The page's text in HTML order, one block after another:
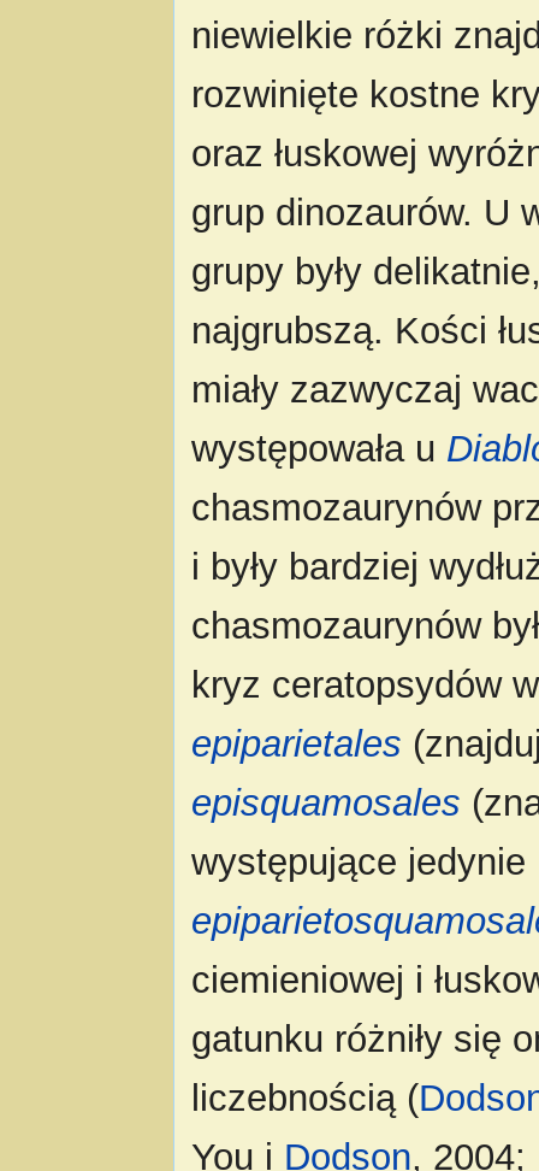
niewielkie różki
rozwinięte kostne
oraz łuskowej
grup dinozaurów. U
grupy były
najgrubszą. Kości
miały zazwyczaj
występowała u
chasmozaurynów
i były bardziej
chasmozaurynów
kryz ceratopsydów
epiparietales
episquamosales
występujące
ciemieniowej i
gatunku różniły się
liczebnością (
You i Dodson, 2004;